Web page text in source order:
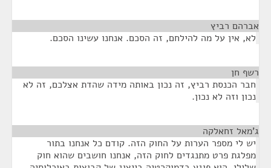
אברהם רביץ
לא, אין על מה להילחם, זה הסכם. אנחנו עשינו הסכם.
רשף חן
חבר הכנסת רביץ, זה נכון באותה מידה שהדת אצלכם, זה לא
נכון וזה לא נכון.
ג'מאל זחאלקה
יש לי מספר הערות על החוק הזה. קודם כל אנחנו בתור
מפלגת פרט מתנגדים לחוק הזה, אנחנו חושבים שהוא חוק